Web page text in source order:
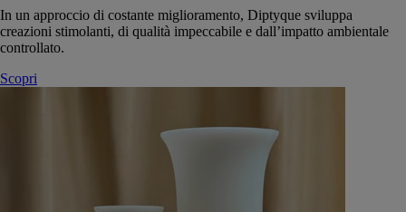
In un approccio di costante miglioramento, Diptyque sviluppa
creazioni stimolanti, di qualità impeccabile e dall’impatto ambientale
controllato.
Scopri